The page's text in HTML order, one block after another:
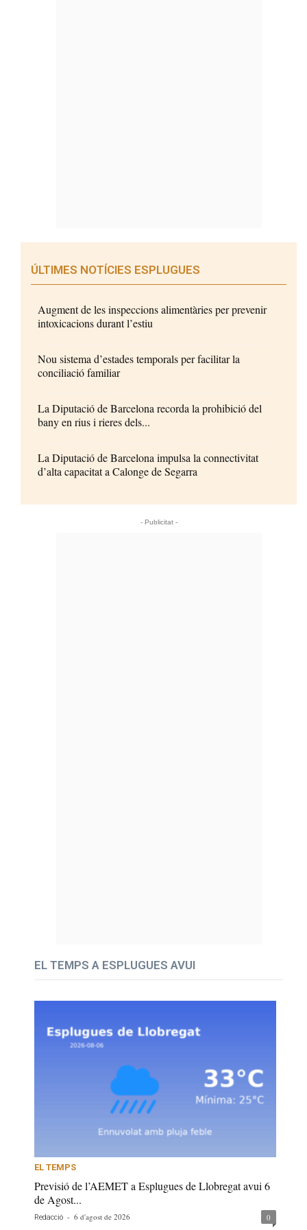
ÚLTIMES NOTÍCIES ESPLUGUES
Augment de les inspeccions alimentàries per prevenir
intoxicacions durant l’estiu
Nou sistema d’estades temporals per facilitar la
conciliació familiar
La Diputació de Barcelona recorda la prohibició del
bany en rius i rieres dels...
La Diputació de Barcelona impulsa la connectivitat
d’alta capacitat a Calonge de Segarra
- Publicitat -
EL TEMPS A ESPLUGUES AVUI
EL TEMPS
Previsió de l’AEMET a Esplugues de Llobregat avui 6
de Agost...
Redacció - 6 d'agost de 2026 0